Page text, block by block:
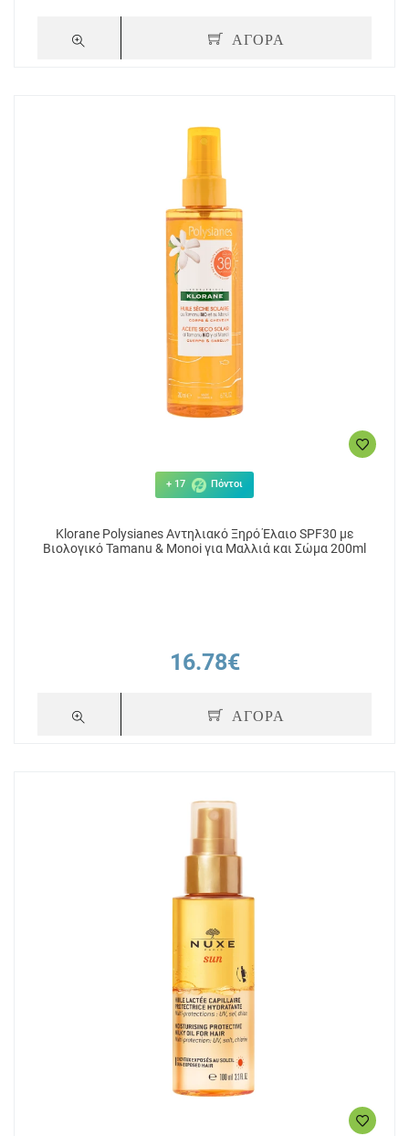
ΑΓΟΡΑ
+ 17 Πόντοι
Klorane Polysianes Αντηλιακό Ξηρό Έλαιο SPF30 με
Βιολογικό Tamanu & Monoi για Μαλλιά και Σώμα 200ml
16.78€
ΑΓΟΡΑ